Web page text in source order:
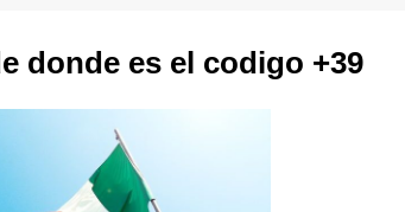
donde es el codigo +39